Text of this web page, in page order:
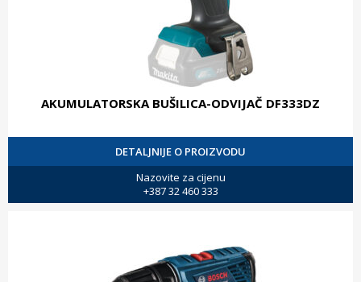
AKUMULATORSKA BUŠILICA-ODVIJAČ DF333DZ
DETALJNIJE O PROIZVODU
Nazovite za cijenu
+387 32 460 333